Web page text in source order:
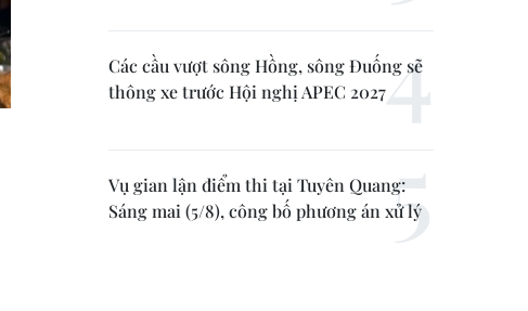
Các cầu vượt sông Hồng, sông Đuống sẽ
thông xe trước Hội nghị APEC 2027
Vụ gian lận điểm thi tại Tuyên Quang:
Sáng mai (5/8), công bố phương án xử lý